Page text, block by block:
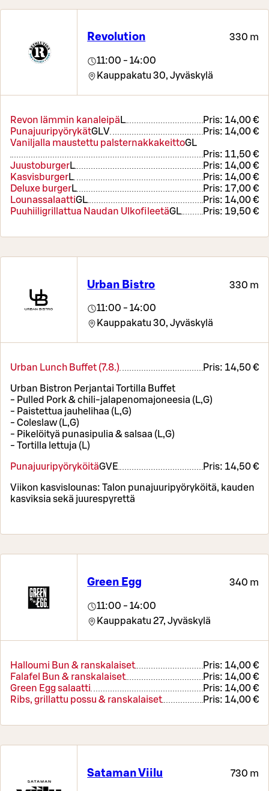
Revolution 330 m
11:00 - 14:00
Kauppakatu 30, Jyväskylä
Revon lämmin kanaleipä L Pris: 14,00 €
PunajuuripyörykätGLV Pris: 14,00 €
Vaniljalla maustettu palsternakkakeittoGL
Pris: 11,50 €
JuustoburgerL Pris: 14,00 €
KasvisburgerL Pris: 14,00 €
Deluxe burgerL Pris: 17,00 €
LounassalaattiGL Pris: 14,00 €
Puuhiiligrillattua Naudan UlkofileetäGL Pris: 19,50 €
Urban Bistro 330 m
11:00 - 14:00
Kauppakatu 30, Jyväskylä
Urban Lunch Buffet (7.8.) Pris: 14,50 €
Urban Bistron Perjantai Tortilla Buffet
- Pulled Pork & chili-jalapenomajoneesia (L,G)
- Paistettua jauhelihaa (L,G)
- Coleslaw (L,G)
- Pikelöityä punasipulia & salsaa (L,G)
- Tortilla lettuja (L)
PunajuuripyöryköitäGVE Pris: 14,50 €
Viikon kasvislounas: Talon punajuuripyöryköitä, kauden
kasviksia sekä juurespyrettä
Green Egg 340 m
11:00 - 14:00
Kauppakatu 27, Jyväskylä
Halloumi Bun & ranskalaiset Pris: 14,00 €
Falafel Bun & ranskalaiset
Pris: 14,00 €
Green Egg salaatti
Pris: 14,00 €
Ribs, grillattu possu & ranskalaiset
Pris: 14,00 €
Sataman Viilu 730 m